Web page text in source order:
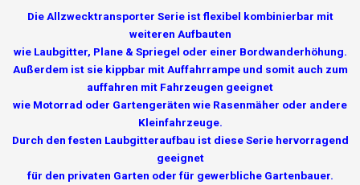
Die Allzwecktransporter Serie ist flexibel kombinierbar mit
weiteren Aufbauten
wie Laubgitter, Plane & Spriegel oder einer Bordwanderhöhung.
Außerdem ist sie kippbar mit Auffahrrampe und somit auch zum
auffahren mit Fahrzeugen geeignet
wie Motorrad oder Gartengeräten wie Rasenmäher oder andere
Kleinfahrzeuge.
Durch den festen Laubgitteraufbau ist diese Serie hervorragend
geeignet
für den privaten Garten oder für gewerbliche Gartenbauer.